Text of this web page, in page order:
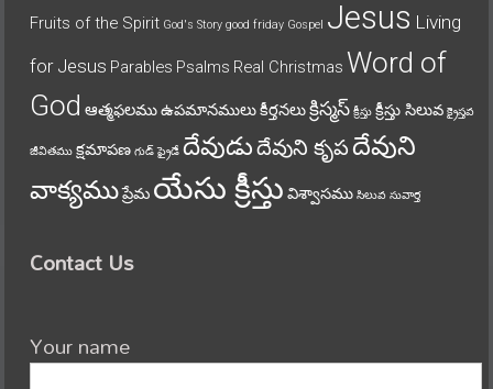
Fruits of the Spirit God's Story good friday Gospel Jesus Living
for Jesus Parables Psalms Real Christmas Word of
God ఆత్మఫలముఉపమానములుకీర్తనలుక్రిస్మస్ క్రీస్తు క్రీస్తు సిలువ క్రైస్తవ
జీవితము క్షమాపణ గుడ్ ఫ్రైడే దేవుడుదేవుని కృపదేవుని
వాక్యముప్రేమ యేసు క్రీస్తు విశ్వాసము సిలువ సువార్త
Contact Us
Your name